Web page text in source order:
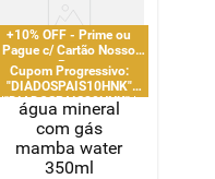
+10% OFF - Prime ou
Pague c/ Cartão Nosso
Pay
Cupom Progressivo:
"DIADOSPAIS10HNK"
|"DIADOSPAIS20HNK" |
"DIADOSPAIS30HNK" |
limitado a 2 pedido por
CPF
água mineral
com gás
mamba water
350ml